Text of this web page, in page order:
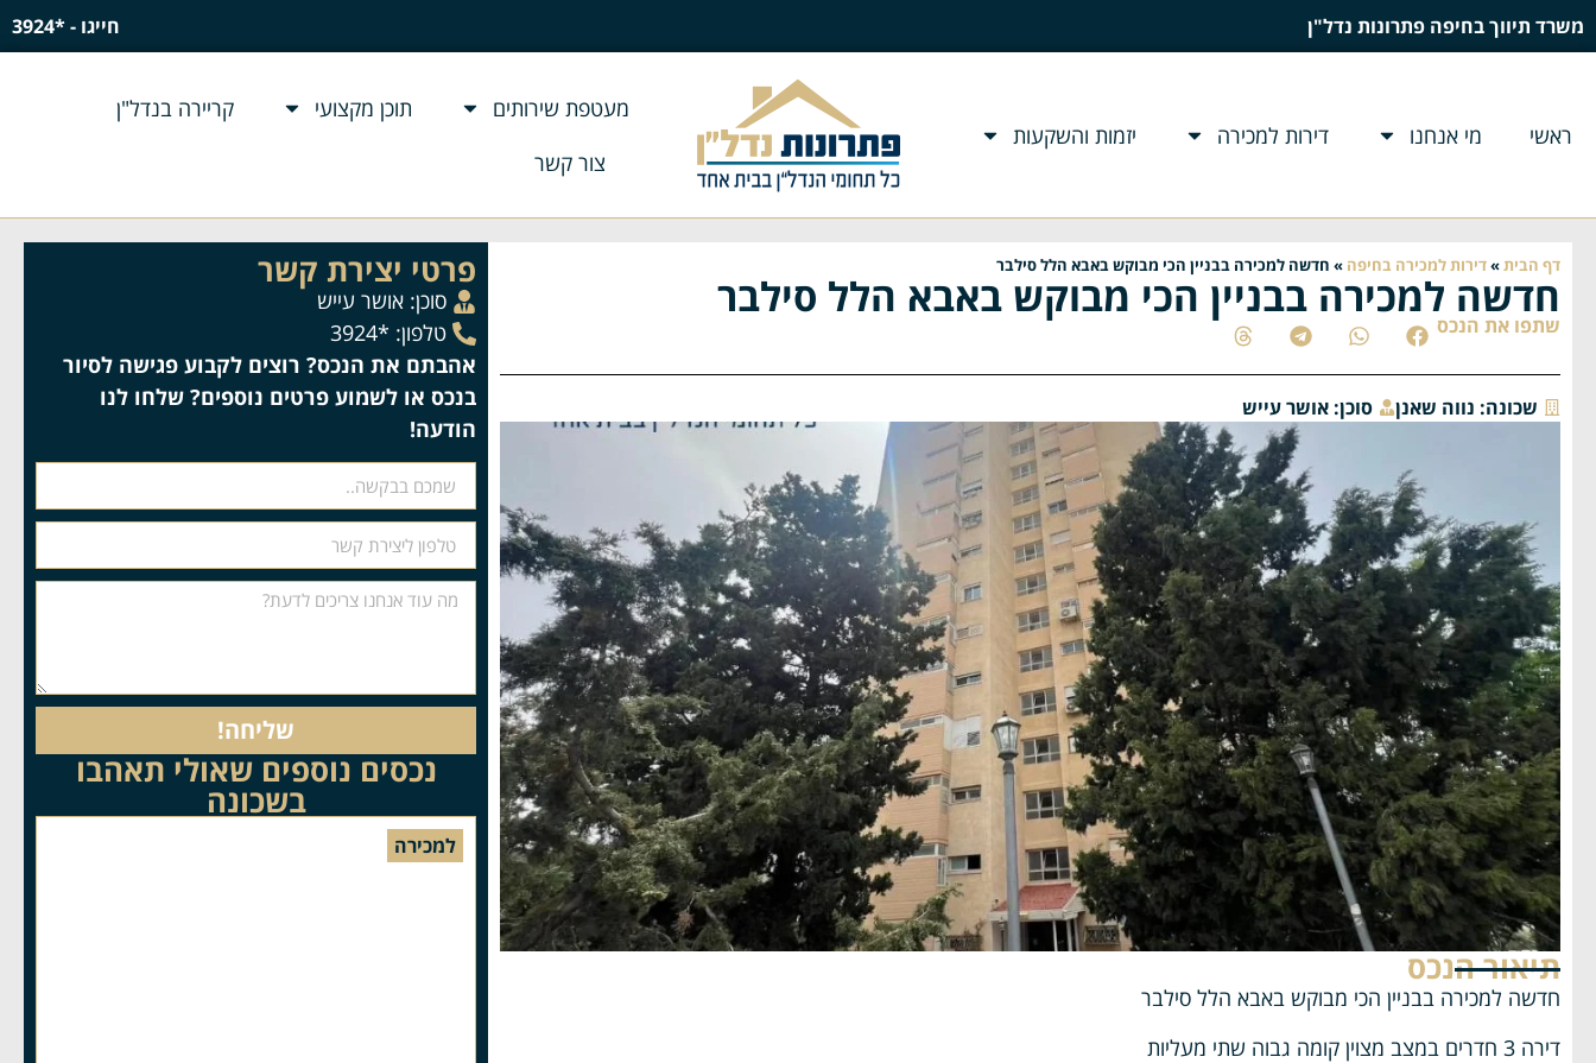
משרד תיווך בחיפה פתרונות נדל"ן חייגו - *3924
ראשי מי אנחנו דירות למכירה יזמות והשקעות
מעטפת שירותים תוכן מקצועי
קריירה בנדל"ן
צור קשר
דף הבית»דירות למכירה בחיפה » חדשה למכירה בבניין הכי מבוקש באבא הלל סילבר
חדשה למכירה בבניין הכי מבוקש באבא הלל סילבר
שתפו את הנכס
שכונה: נווה שאנן סוכן: אושר עייש
תיאור הנכס
חדשה למכירה בבניין הכי מבוקש באבא הלל סילבר
דירה 3 חדרים במצב מצוין קומה גבוה שתי מעליות
פרטי יצירת קשר
סוכן: אושר עייש
טלפון: *3924
אהבתם את הנכס? רוצים לקבוע פגישה לסיור
בנכס או לשמוע פרטים נוספים? שלחו לנו
הודעה!
שליחה!
נכסים נוספים שאולי תאהבו
בשכונה
למכירה